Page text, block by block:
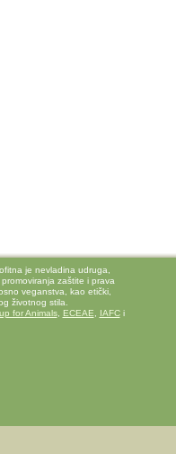
je nevladina udruga,
zaštite i prava
veganstva, kao etički,
životnog stila.
for Animals, ECEAE IAFCi